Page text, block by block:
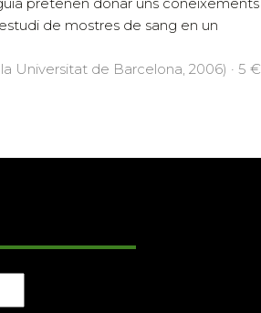
de mostres de sang en un
Universitat de Barcelona, 2006) · 5 €